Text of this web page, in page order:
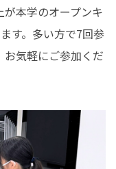
本学のオープンキ
す。多い方で7回参
気軽にご参加くだ